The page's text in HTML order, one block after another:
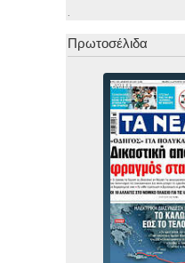
.
Πρωτοσέλιδα